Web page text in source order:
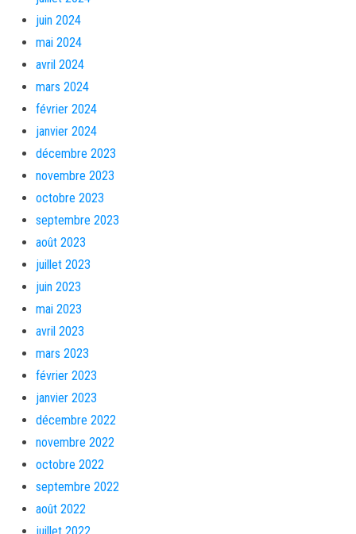
juin 2024
mai 2024
avril 2024
mars 2024
février 2024
janvier 2024
décembre 2023
novembre 2023
octobre 2023
septembre 2023
août 2023
juillet 2023
juin 2023
mai 2023
avril 2023
mars 2023
février 2023
janvier 2023
décembre 2022
novembre 2022
octobre 2022
septembre 2022
août 2022